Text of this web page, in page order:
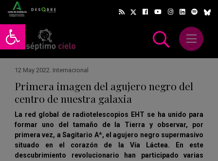
Abrir barra de herramientas
Abrir
12 May 2022. Internacional
Primera imagen del agujero negro del
centro de nuestra galaxia
La red global de radiotelescopios EHT se ha unido para
formar uno del tamaño de la Tierra y observar, por
primera vez, a Sagitario A*, el agujero negro supermasivo
situado en el corazón de la Vía Láctea. En este
descubrimiento revolucionario han participado varias